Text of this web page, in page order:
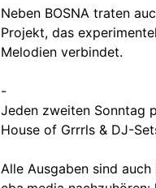
Neben BOSNA traten
Projekt, das
Melodien verbindet.
-
Jeden zweiten Sonntag
House of Grrrls & DJ-
Alle Ausgaben sind